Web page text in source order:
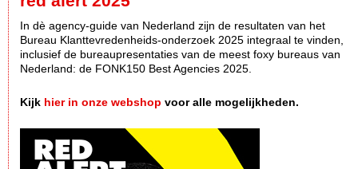
In dè agency-guide van Nederland zijn de resultaten van het
Bureau Klanttevredenheids-onderzoek 2025 integraal te vinden,
inclusief de bureaupresentaties van de meest foxy bureaus van
Nederland: de FONK150 Best Agencies 2025.
Kijk hier in onze webshop voor alle mogelijkheden.